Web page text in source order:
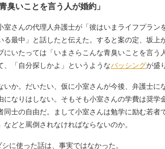
臭いことを言う人が婚約」
さんの代理人弁護士が「彼はいまライフプラン
最中」と話したと伝えた。すると案の定、坂
いたっては「いまさらこんな青臭いことを言う
「自分探しかよ」というようなバッシングが盛
か。だいたい、仮に小室さんが今後、弁護士に
なりはしない。そもそも小室さんの学費は奨学
士の自由だ。まして小室さんは勉学に励む若者
どと罵倒されなければならないのか。
に使った話は、事実ではなかった。